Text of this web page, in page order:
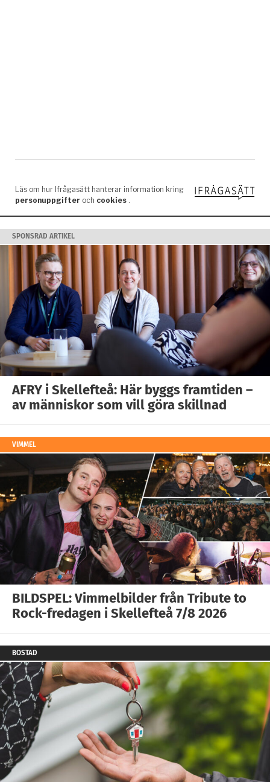
SPONSRAD ARTIKEL
AFRY i Skellefteå: Här byggs framtiden –
av människor som vill göra skillnad
VIMMEL
BILDSPEL: Vimmelbilder från Tribute to
Rock-fredagen i Skellefteå 7/8 2026
BOSTAD